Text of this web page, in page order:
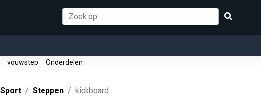
vouwstep Onderdelen
Sport Steppen kickboard